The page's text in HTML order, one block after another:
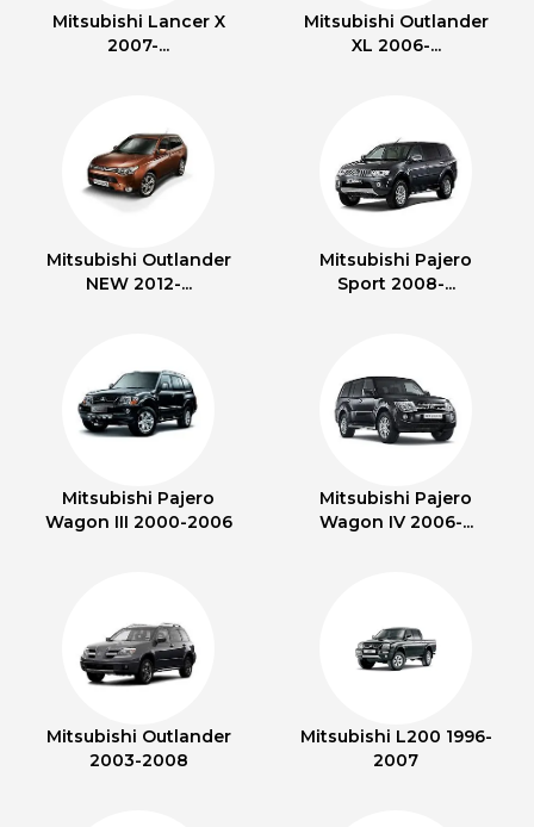
Mitsubishi Lancer X
2007-...
Mitsubishi Outlander
XL 2006-...
Mitsubishi Outlander
NEW 2012-...
Mitsubishi Pajero
Sport 2008-...
Mitsubishi Pajero
Wagon III 2000-2006
Mitsubishi Pajero
Wagon IV 2006-...
Mitsubishi Outlander
2003-2008
Mitsubishi L200 1996-
2007